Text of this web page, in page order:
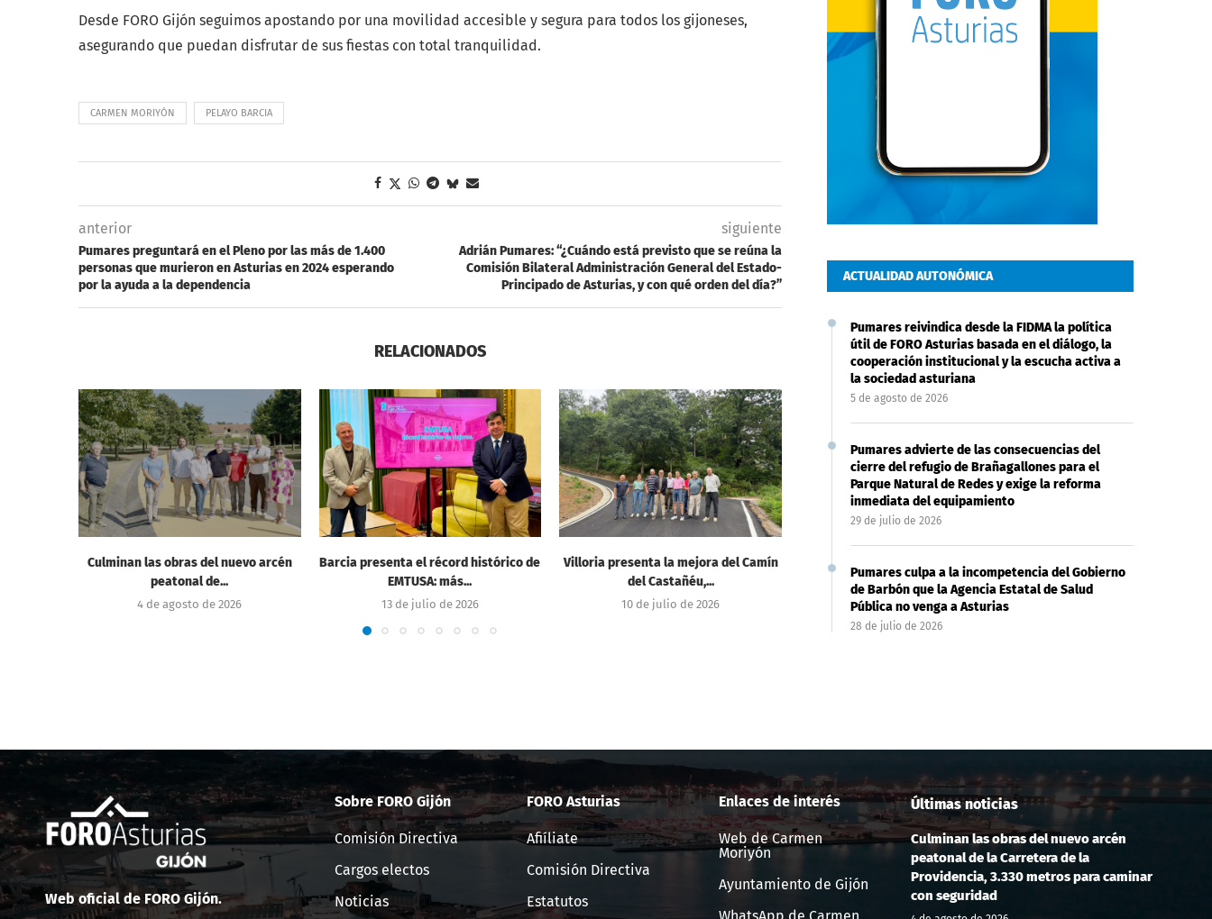
Desde FORO Gijón seguimos apostando por una movilidad accesible y segura para todos los gijoneses,
asegurando que puedan disfrutar de sus fiestas con total tranquilidad.
CARMEN MORIYÓN PELAYO BARCIA
anterior
Pumares preguntará en el Pleno por las más de 1.400
personas que murieron en Asturias en 2024 esperando
por la ayuda a la dependencia
siguiente
Adrián Pumares: “¿Cuándo está previsto que se reúna la
Comisión Bilateral Administración General del Estado-
Principado de Asturias, y con qué orden del día?”
RELACIONADOS
Culminan las obras del nuevo arcén
peatonal de...
4 de agosto de 2026
Barcia presenta el récord histórico de
EMTUSA: más...
13 de julio de 2026
Villoria presenta la mejora del Camín
del Castañéu,...
10 de julio de 2026
Bravo responde al PSOE y desmiente
la «improvisación»...
10 de junio de 2026
Villoria recuerda al PSOE
archivo de...
ACTUALIDAD AUTONÓMICA
Pumares reivindica desde la FIDMA la política
útil de FORO Asturias basada en el diálogo, la
cooperación institucional y la escucha activa a
la sociedad asturiana
5 de agosto de 2026
Pumares advierte de las consecuencias del
cierre del refugio de Brañagallones para el
Parque Natural de Redes y exige la reforma
inmediata del equipamiento
29 de julio de 2026
Pumares culpa a la incompetencia del Gobierno
de Barbón que la Agencia Estatal de Salud
Pública no venga a Asturias
28 de julio de 2026
Web oficial de FORO Gijón.
Sobre FORO Gijón
Comisión Directiva
Cargos electos
Noticias
FORO Asturias
Afiíliate
Comisión Directiva
Estatutos
Enlaces de interés
Web de Carmen
Moriyón
Ayuntamiento de Gijón
Últimas noticias
Culminan las obras del nuevo arcén
peatonal de la Carretera de la
Providencia, 3.330 metros para caminar
con seguridad